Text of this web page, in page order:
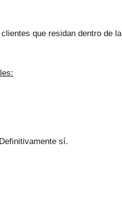
que residan dentro de la
sí.